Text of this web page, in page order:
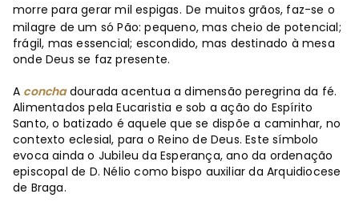
morre para gerar mil espigas. De muitos grãos, faz-se o
milagre de um só Pão: pequeno, mas cheio de potencial;
frágil, mas essencial; escondido, mas destinado à mesa
onde Deus se faz presente.
A conchadourada acentua a dimensão peregrina da fé.
Alimentados pela Eucaristia e sob a ação do Espírito
Santo, o batizado é aquele que se dispõe a caminhar, no
contexto eclesial, para o Reino de Deus. Este símbolo
evoca ainda o Jubileu da Esperança, ano da ordenação
episcopal de D. Nélio como bispo auxiliar da Arquidiocese
de Braga.